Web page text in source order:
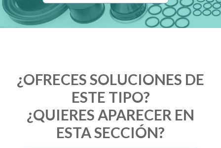
¿OFRECES SOLUCIONES DE
ESTE TIPO?
¿QUIERES APARECER EN
ESTA SECCIÓN?